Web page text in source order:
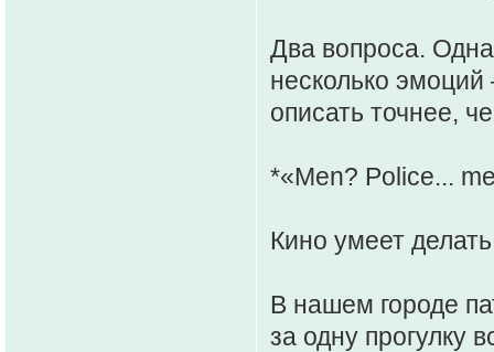
Два вопроса.
несколько
описать точнее,
*«Men? Police...
Кино умеет
В нашем городе
за одну прогулку